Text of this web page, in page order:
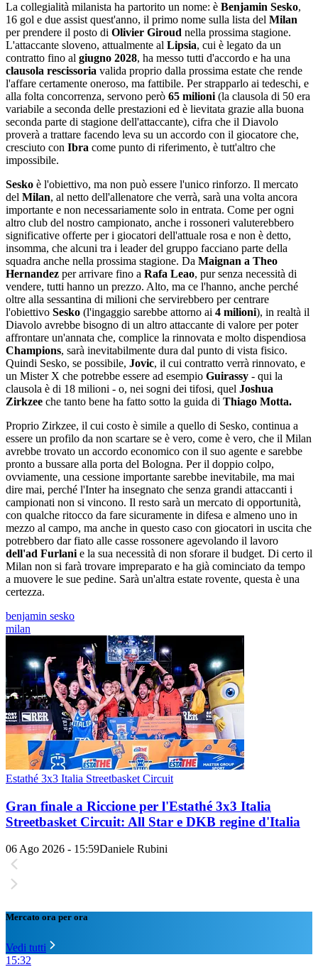
La collegialità milanista ha partorito un nome: è Benjamin Sesko,
16 gol e due assist quest'anno, il primo nome sulla lista del Milan
per prendere il posto di Olivier Giroud nella prossima stagione.
L'attaccante sloveno, attualmente al Lipsia, cui è legato da un
contratto fino al giugno 2028, ha messo tutti d'accordo e ha una
clausola rescissoria valida proprio dalla prossima estate che rende
l'affare certamente oneroso, ma fattibile. Per strapparlo ai tedeschi, e
alla folta concorrenza, servono però 65 milioni (la clausola di 50 era
variabile a seconda delle prestazioni ed è lievitata grazie alla buona
seconda parte di stagione dell'attaccante), cifra che il Diavolo
proverà a trattare facendo leva su un accordo con il giocatore che,
cresciuto con Ibra come punto di riferimento, è tutt'altro che
impossibile.
Sesko è l'obiettivo, ma non può essere l'unico rinforzo. Il mercato
del Milan, al netto dell'allenatore che verrà, sarà una volta ancora
importante e non necessariamente solo in entrata. Come per ogni
altro club del nostro campionato, anche i rossoneri valuterebbero
significative offerte per i giocatori dell'attuale rosa e non è detto,
insomma, che alcuni tra i leader del gruppo facciano parte della
squadra anche nella prossima stagione. Da Maignan a Theo
Hernandez per arrivare fino a Rafa Leao, pur senza necessità di
vendere, tutti hanno un prezzo. Alto, ma ce l'hanno, anche perché
oltre alla sessantina di milioni che servirebbero per centrare
l'obiettivo Sesko (l'ingaggio sarebbe attorno ai 4 milioni), in realtà il
Diavolo avrebbe bisogno di un altro attaccante di valore per poter
affrontare un'annata che, complice la rinnovata e molto dispendiosa
Champions, sarà inevitabilmente dura dal punto di vista fisico.
Quindi Sesko, se possibile, Jovic, il cui contratto verrà rinnovato, e
un Mister X che potrebbe essere ad esempio Guirassy - qui la
clausola è di 18 milioni - o, nei sogni dei tifosi, quel Joshua
Zirkzee che tanto bene ha fatto sotto la guida di Thiago Motta.
Proprio Zirkzee, il cui costo è simile a quello di Sesko, continua a
essere un profilo da non scartare se è vero, come è vero, che il Milan
avrebbe trovato un accordo economico con il suo agente e sarebbe
pronto a bussare alla porta del Bologna. Per il doppio colpo,
ovviamente, una cessione importante sarebbe inevitabile, ma mai
dire mai, perché l'Inter ha insegnato che senza grandi attaccanti i
campionati non si vincono. Il resto sarà un mercato di opportunità,
con qualche ritocco da fare sicuramente in difesa e almeno uno in
mezzo al campo, ma anche in questo caso con giocatori in uscita che
potrebbero dar fiato alle casse rossonere agevolando il lavoro
dell'ad Furlani e la sua necessità di non sforare il budget. Di certo il
Milan non si farà trovare impreparato e ha già cominciato da tempo
a muovere le sue pedine. Sarà un'altra estate rovente, questa è una
certezza.
benjamin sesko
milan
Estathé 3x3 Italia Streetbasket Circuit
Gran finale a Riccione per l'Estathé 3x3 Italia
Streetbasket Circuit: All Star e DKB regine d'Italia
06 Ago 2026 - 15:59Daniele Rubini
Mercato ora per ora
Vedi tutti
15:32